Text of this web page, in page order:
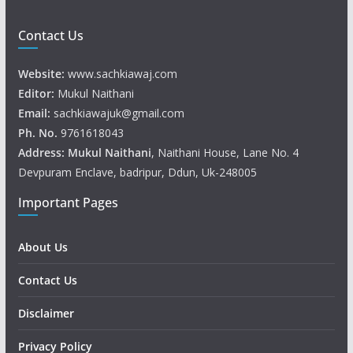
Contact Us
Website: www.sachkiawaj.com
Editor: Mukul Naithani
Email: sachkiawajuk@gmail.com
Ph. No. 9761618043
Address: Mukul Naithani, Naithani House, Lane No. 4
Devpuram Enclave, badripur, Ddun, Uk-248005
Important Pages
About Us
Contact Us
Disclaimer
Privacy Policy